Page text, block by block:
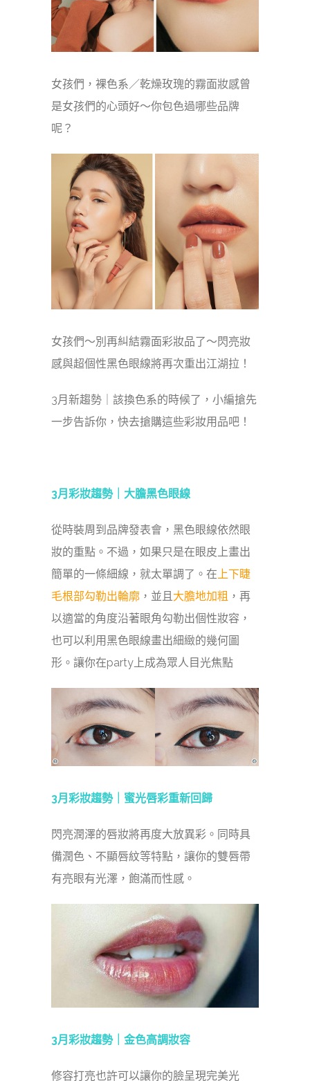
女孩們，裸色系／乾燥玫瑰的霧面妝感曾
是女孩們的心頭好～你包色過哪些品牌
呢？
女孩們～別再糾結霧面彩妝品了～閃亮妝
感與超個性黑色眼線將再次重出江湖拉！
3月新趨勢｜該換色系的時候了，小編搶先
一步告訴你，快去搶購這些彩妝用品吧！
3月彩妝趨勢｜大膽黑色眼線
從時裝周到品牌發表會，黑色眼線依然眼
妝的重點。不過，如果只是在眼皮上畫出
簡單的一條細線，就太單調了。在上下睫
毛根部勾勒出輪廓 ，並且 大膽地加粗 ，再
以適當的角度沿著眼角勾勒出個性妝容，
也可以利用黑色眼線畫出細緻的幾何圖
形。讓你在party上成為眾人目光焦點
3月彩妝趨勢｜蜜光唇彩重新回歸
閃亮潤澤的唇妝將再度大放異彩。同時具
備潤色、不顯唇紋等特點，讓你的雙唇帶
有亮眼有光澤，飽滿而性感。
3月彩妝趨勢｜ 金色高調妝容
修容打亮也許可以讓你的臉呈現完美光